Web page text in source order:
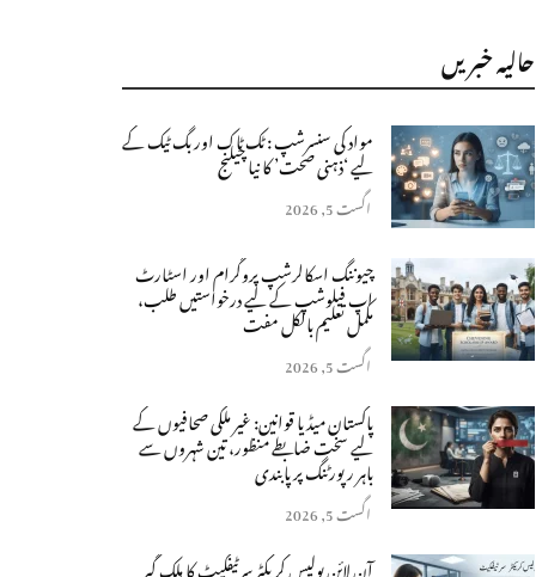
حالیہ خبریں
مواد کی سنسرشپ : ٹک ٹاک اور بگ ٹیک کے
لیے ‘ذہنی صحت’ کا نیا چیلنج
اگست 5, 2026
چیوننگ اسکالرشپ پروگرام اور اسٹارٹ
اپ فیلوشپ کے لیے درخواستیں طلب،
مکمل تعلیم بالکل مفت
اگست 5, 2026
پاکستان میڈیا قوانین: غیر ملکی صحافیوں کے
لیے سخت ضابطے منظور، تین شہروں سے
باہر رپورٹنگ پر پابندی
اگست 5, 2026
آن لائن پولیس کریکٹر سرٹیفکیٹ کا ملک گیر